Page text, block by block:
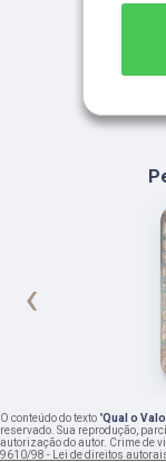
‹
O conteúdo do texto "Qual o
reservado. Sua reprodução,
autorização do autor. Crime de
9610/98 - Lei de direitos